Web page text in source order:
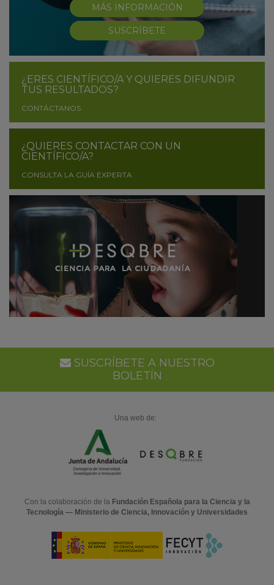
MÁS INFORMACIÓN
SUSCRÍBETE
¿ERES CIENTÍFICO/A Y QUIERES DIFUNDIR
TUS RESULTADOS?
CONTÁCTANOS
¿QUIERES CONTACTAR CON UN
CIENTÍFICO/A?
CONSULTA LA GUÍA EXPERTA
SUSCRÍBETE A NUESTRO
BOLETÍN
Una web de:
Con la colaboración de la Fundación Española para la Ciencia y la
Tecnología — Ministerio de Ciencia, Innovación y Universidades